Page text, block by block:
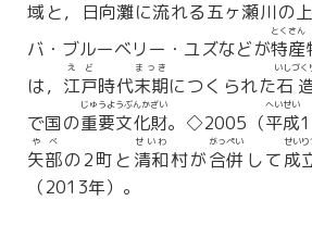
域と， 日向灘に流れる五ヶ瀬川の
バ・ブルーベリー・ユズなどが特産
とくさん
は， 江戸
えど
時代末期
まっき
につくられた石
いしづく
で国の重要文化財
じゅうようぶんかざい
。◇2005（平成
へいせい
矢部
やべ
の2町と 清和
せいわ
村が合併
がっぺい
して成
せいり
（2013年）。